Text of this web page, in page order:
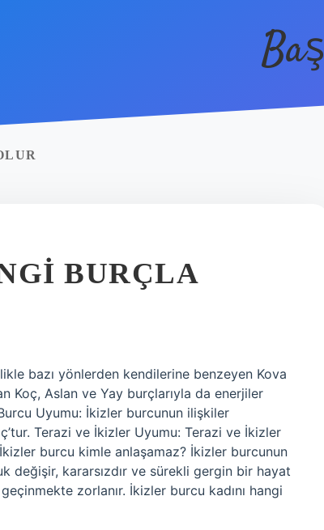
BURÇLA
bazı yönlerden kendilerine benzeyen Kova
Koç, Aslan ve Yay burçlarıyla da enerjiler
Uyumu: İkizler burcunun ilişkiler
Terazi ve İkizler Uyumu: Terazi ve İkizler
burcu kimle anlaşamaz? İkizler burcunun
değişir, kararsızdır ve sürekli gergin bir hayat
zorlanır. İkizler burcu kadını hangi